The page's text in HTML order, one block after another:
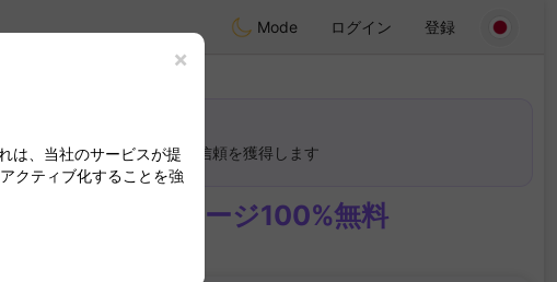
Mode ログイン 登録
ファイルは他のメンバーの信頼を獲得します
ットとメッセージ100%無料
×
は、当社のサービスが提
クティブ化することを強